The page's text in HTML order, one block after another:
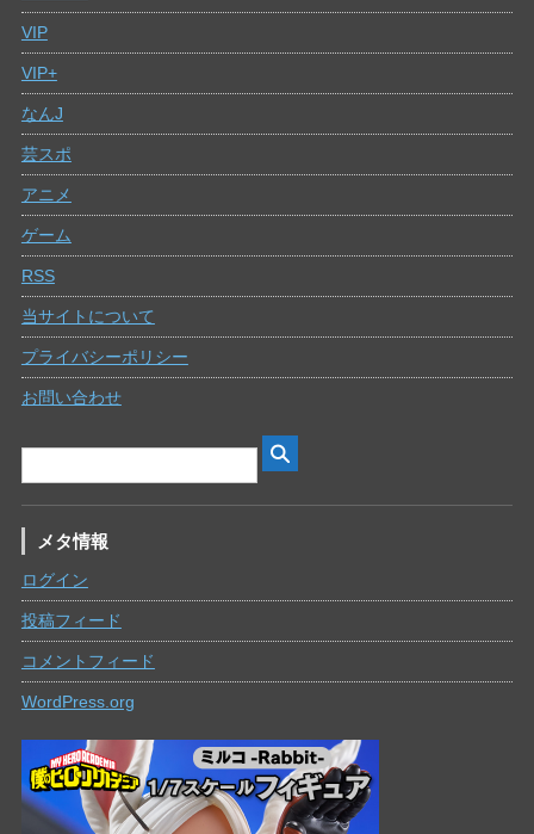
VIP
VIP+
なんJ
芸スポ
アニメ
ゲーム
RSS
当サイトについて
プライバシーポリシー
お問い合わせ
メタ情報
ログイン
投稿フィード
コメントフィード
WordPress.org